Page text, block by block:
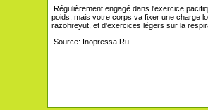
Régulièrement engagé dans l'exercice
poids, mais votre corps va fixer une charge
razohreyut, et d'exercices légers sur la
Source: Inopressa.Ru